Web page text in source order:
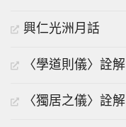
興仁光洲月話
〈學道則儀〉詮解
〈獨居之儀〉詮解